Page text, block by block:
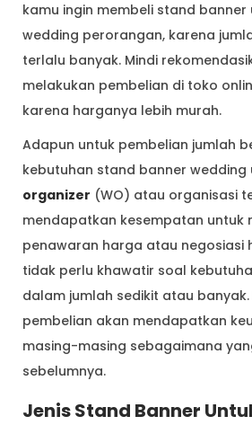
kamu ingin membeli stand banner
wedding perorangan, karena
terlalu banyak. Mindi
melakukan pembelian di toko
karena harganya lebih murah.
Adapun untuk pembelian jumlah
kebutuhan stand banner wedding
organizer (WO) atau organisasi
mendapatkan kesempatan untuk
penawaran harga atau negosiasi
tidak perlu khawatir soal
dalam jumlah sedikit atau
pembelian akan mendapatkan
masing-masing sebagaimana
sebelumnya.
Jenis Stand Banner